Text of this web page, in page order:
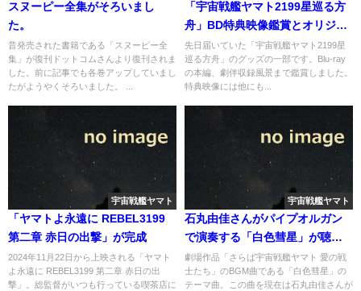
スヌーピー全集がそろいまし
た。
昔発売された書籍である「スヌーピー全
集」が復刊ドットコムさんより復刊されま
した。前に記事でも各巻アップしていまし
たがようやくそろいました。 ...
「宇宙戦艦ヤマト2199星巡る方
舟」BD特典映像鑑賞とオリジナ
ルサウンドトラックCDを入手。
先日届いていた「宇宙戦艦ヤマト2199星
巡る方舟」のグッズの一部です。Blu-ray
の本編、劇伴収録風景まで鑑賞しました。
特典映像には他にも...
宇宙戦艦ヤマト
「ヤマトよ永遠に REBEL3199
第二章 赤日の出撃」が完成
2024年11月22日から上映される「ヤマト
よ永遠に REBEL3199 第二章 赤日の出
撃」。総監督がいつも行っている喫茶店に
宇宙戦艦ヤマト
石丸由佳さんがパイプオルガン
で演奏する「白色彗星」が聴け
る「MUSIC」ページ
劇場作品「さらば宇宙戦艦ヤマト 愛の戦
士たち」のBGM曲である「白色彗星」の
テーマ曲。この曲を現在は石丸由佳さんが